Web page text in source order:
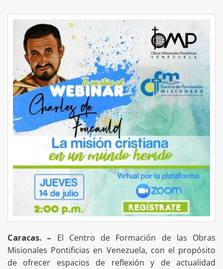
Caracas. – El Centro de Formación de las Obras
Misionales Pontificias en Venezuela, con el propósito
de ofrecer espacios de reflexión y de actualidad